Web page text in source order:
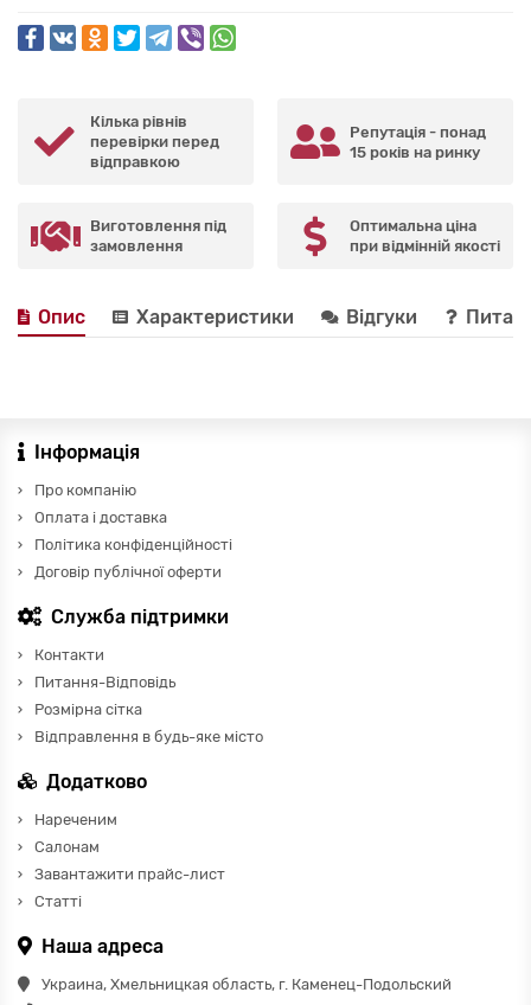
Кілька рівнів
перевірки перед
відправкою
Репутація - понад
15 років на ринку
Виготовлення під
замовлення
Оптимальна ціна
при відмінній якості
Опис Характеристики Відгуки
Інформація
Про компанію
Оплата і доставка
Політика конфіденційності
Договір публічної оферти
Служба підтримки
Контакти
Питання-Відповідь
Розмірна сітка
Відправлення в будь-яке місто
Додатково
Нареченим
Салонам
Завантажити прайс-лист
Статті
Наша адреса
Украина, Хмельницкая область, г. Каменец-Подольский